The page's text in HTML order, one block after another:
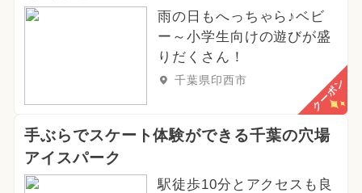
雨の日もへっちゃら♪ベビ
ー～小学生向けの遊びが盛
りだくさん！
千葉県印西市 クーポン
手ぶらでスケート体験ができる千葉の穴場
アイスパーク
駅徒歩10分とアクセスも良